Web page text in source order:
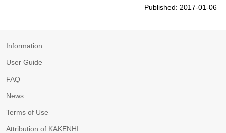
Published: 2017-01-06
Information
User Guide
FAQ
News
Terms of Use
Attribution of KAKENHI